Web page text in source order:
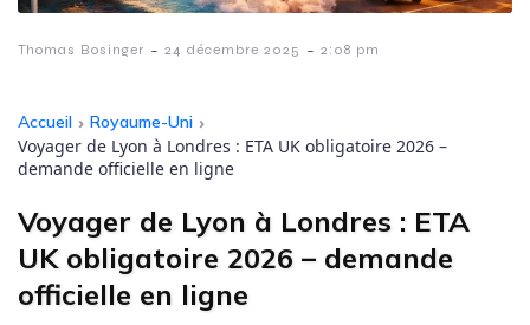
Thomas Bosinger - 24 décembre 2025 - 2:08 pm
Accueil › Royaume-Uni ›
Voyager de Lyon à Londres : ETA UK obligatoire 2026 –
demande officielle en ligne
Voyager de Lyon à Londres : ETA
UK obligatoire 2026 – demande
officielle en ligne